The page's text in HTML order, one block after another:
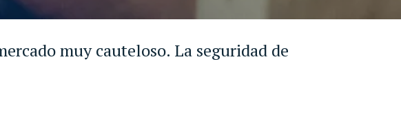
muy cauteloso. La seguridad de